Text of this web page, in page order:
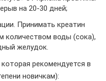
на 20-30 дней;
Принимать креатин
количеством воды (сока),
желудок.
которая рекомендуется в
новичкам):